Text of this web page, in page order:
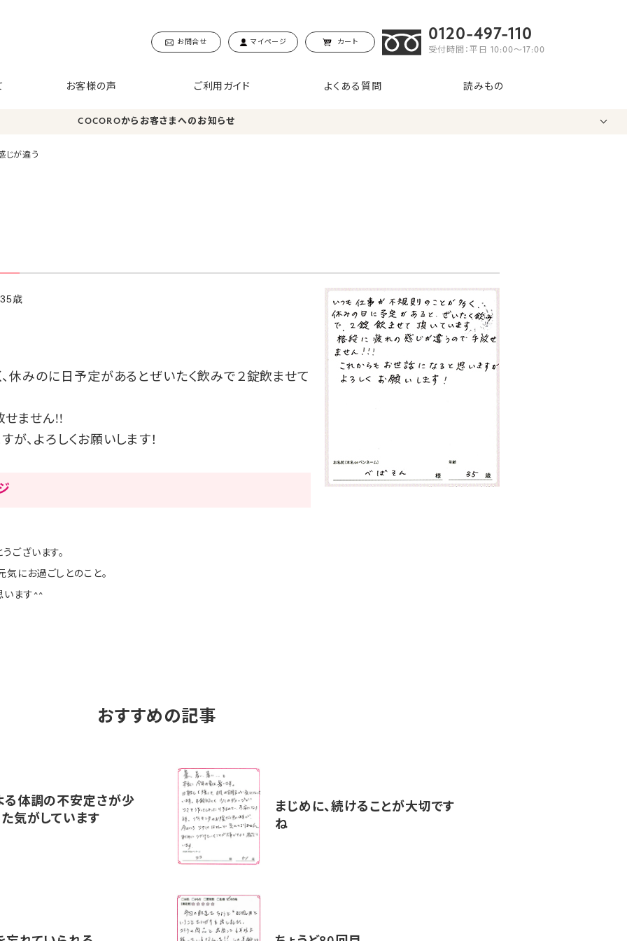
お問合せ マイページ カート 0120-497-110
受付時間：平日 10:00〜17:00
お客様の声 ご利用ガイド よくある質問 読みもの
COCOROからお客さまへのお知らせ
じが違う
歳
休みのに日予定があるとぜいたく飲みで２錠飲ませて
せません!!
、よろしくお願いします！
ございます。
にお過ごしとのこと。
います^^
おすすめの記事
る体調の不安定さが少
気がしています
まじめに、続けることが大切です
ね